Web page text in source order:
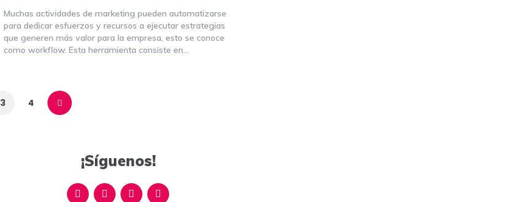
Muchas actividades de marketing pueden automatizarse
para dedicar esfuerzos y recursos a ejecutar estrategias
que generen más valor para la empresa, esto se conoce
como workflow. Esta herramienta consiste en…
3 4
¡Síguenos!